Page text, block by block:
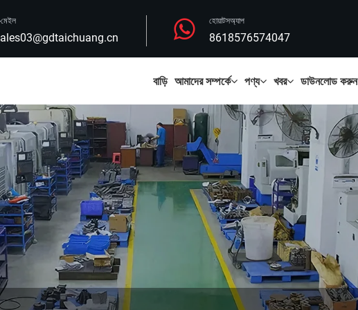
হোয়াটসঅ্যাপ
8618576574047
বাড়ি আমাদের সম্পর্কে পণ্য খবর ডাউনলোড করুন